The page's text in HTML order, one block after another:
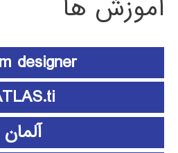
آموزش ها
designer
آلمان